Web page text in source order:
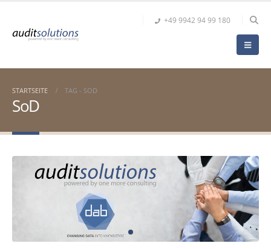
+49 9942 94 99 180
STARTSEITE TAG - SOD
SoD